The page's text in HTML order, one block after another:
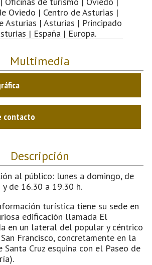
Oviedo | Centro de Asturias |
Asturias | Asturias | Principado
| España | Europa.
Multimedia
contacto
Descripción
al público: lunes a domingo, de
de 16.30 a 19.30 h.
turística tiene su sede en
edificación llamada El
en un lateral del popular y céntrico
Francisco, concretamente en la
Cruz esquina con el Paseo de